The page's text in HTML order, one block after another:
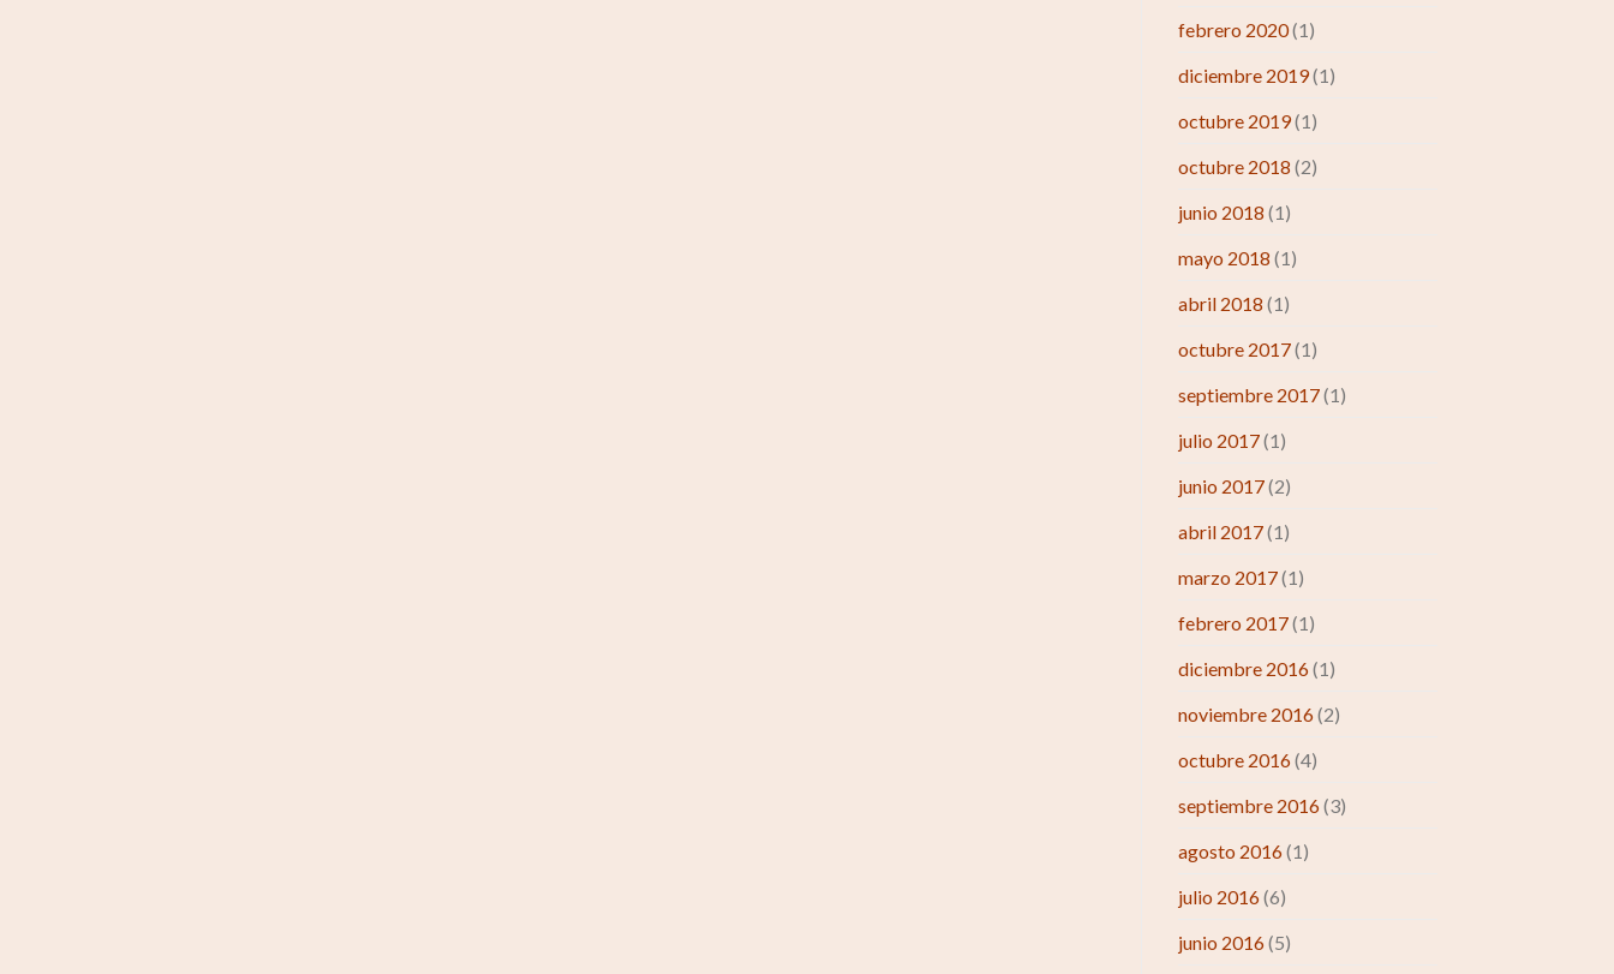
febrero 2020(1)
diciembre 2019(1)
octubre 2019(1)
octubre 2018 (2)
junio 2018 (1)
mayo 2018 (1)
abril 2018 (1)
octubre 2017(1)
septiembre 2017(1)
julio 2017(1)
junio 2017(2)
abril 2017(1)
marzo 2017(1)
febrero 2017(1)
diciembre 2016(1)
noviembre 2016(2)
octubre 2016(4)
septiembre 2016(3)
agosto 2016(1)
julio 2016(6)
junio 2016(5)